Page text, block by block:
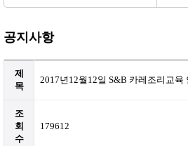
공지사항
제
목
2017년12월12일 S&B 카레조리교육
조
회
수
179612